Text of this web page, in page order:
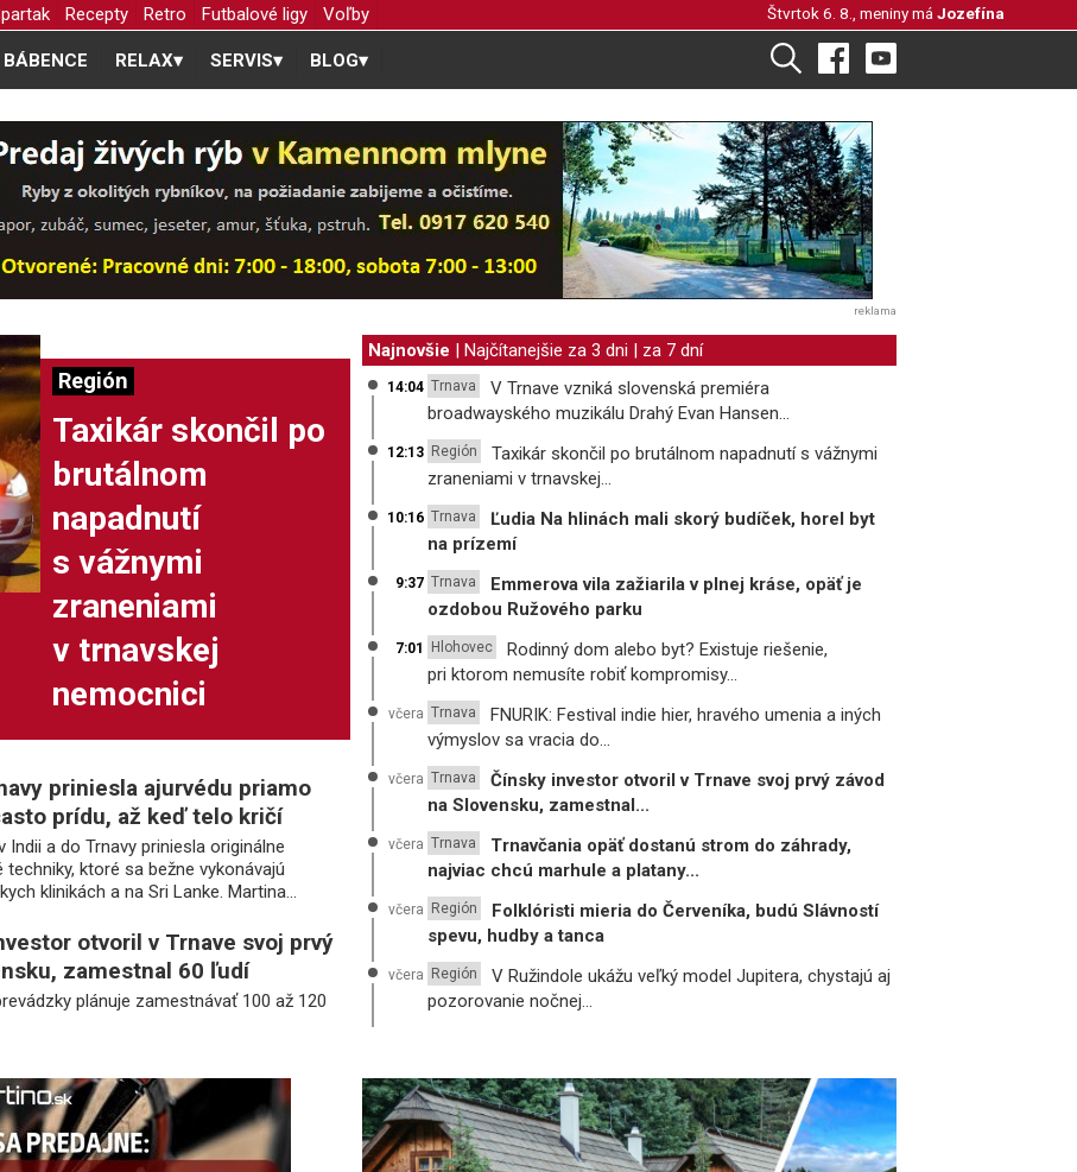
Recepty Retro Futbalové ligy Voľby Štvrtok 6. 8., meniny má Jozefína
BÁBENCE RELAX▾ SERVIS▾ BLOG▾
reklama
Región
Taxikár skončil po
brutálnom
napadnutí
s vážnymi
zraneniami
v trnavskej
nemocnici
priniesla ajurvédu priamo
prídu, až keď telo kričí
Indii a do Trnavy priniesla originálne
ktoré sa bežne vykonávajú
klinikách a na Sri Lanke. Martina...
otvoril v Trnave svoj prvý
zamestnal 60 ľudí
plánuje zamestnávať 100 až 120
Najnovšie | Najčítanejšie za 3 dni | za 7 dní
14:04 Trnava
V Trnave vzniká slovenská premiéra
broadwayského muzikálu Drahý Evan Hansen...
12:13 Región
Taxikár skončil po brutálnom napadnutí s vážnymi
zraneniami v trnavskej...
10:16 Trnava
Ľudia Na hlinách mali skorý budíček, horel byt
na prízemí
9:37 Trnava
Emmerova vila zažiarila v plnej kráse, opäť je
ozdobou Ružového parku
7:01 Hlohovec
Rodinný dom alebo byt? Existuje riešenie,
pri ktorom nemusíte robiť kompromisy...
včera Trnava
FNURIK: Festival indie hier, hravého umenia a iných
výmyslov sa vracia do...
včera Trnava
Čínsky investor otvoril v Trnave svoj prvý závod
na Slovensku, zamestnal...
včera Trnava
Trnavčania opäť dostanú strom do záhrady,
najviac chcú marhule a platany...
včera Región
Folklóristi mieria do Červeníka, budú Slávností
spevu, hudby a tanca
včera Región
V Ružindole ukážu veľký model Jupitera, chystajú aj
pozorovanie nočnej...